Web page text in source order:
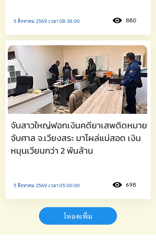
5 สิงหาคม 2569 เวลา 08:36:00 880
จับสาวใหญ่ฟอกเงินคดียาเสพติดหมาย
จับศาล จ.เวียงสระ มาโผล่แม่สอด เงิน
หมุนเวียนกว่า 2 พันล้าน
5 สิงหาคม 2569 เวลา 05:00:00 698
โหลดเพิ่ม